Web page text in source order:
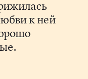
к ней